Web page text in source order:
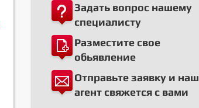
Задать вопрос нашему
специалисту
Разместите свое
обьявление
Отправьте заявку и наш
агент свяжется с вами